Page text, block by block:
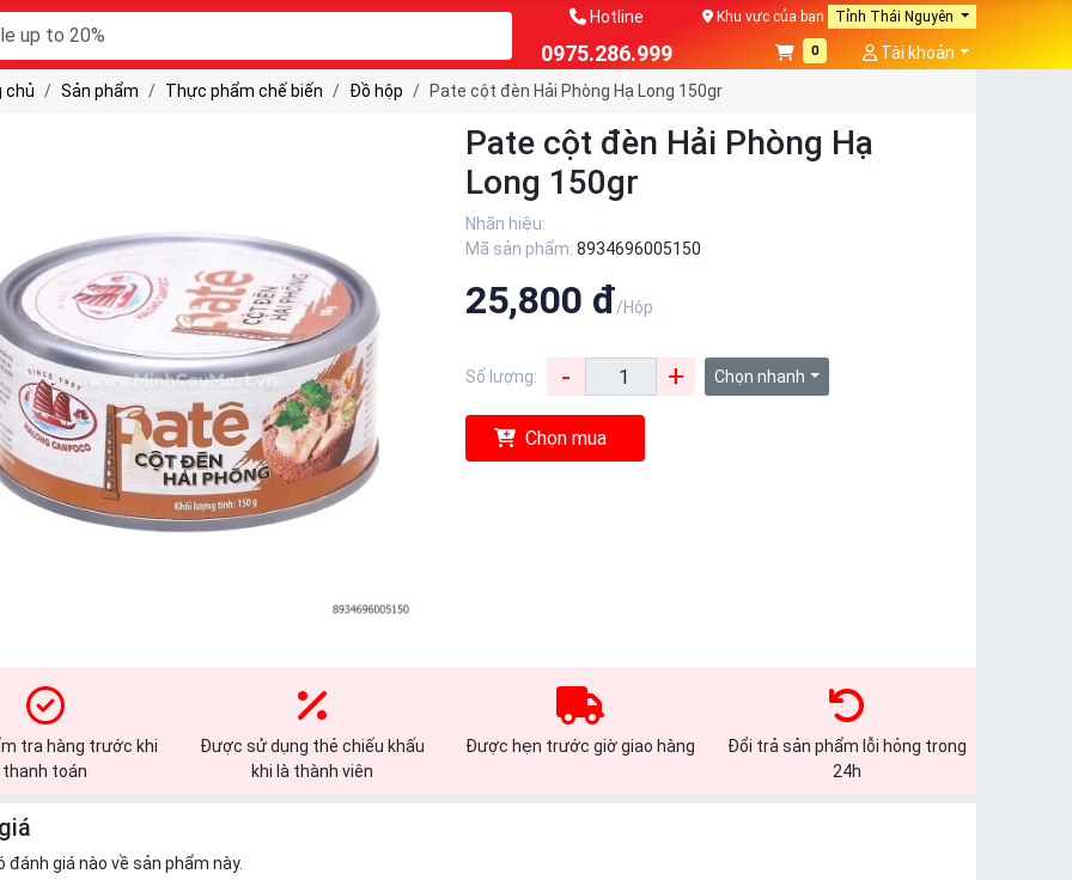
Hotline
0975.286.999
Khu vực của bạn Tỉnh Thái Nguyên
0 Tài khoản
chủ Sản phẩm Thực phẩm chế biến Đồ hộp Pate cột đèn Hải Phòng Hạ Long 150gr
Pate cột đèn Hải Phòng Hạ
Long 150gr
Nhãn hiệu:
Mã sản phẩm: 8934696005150
25,800 đ/Hộp
Số lượng: - + Chọn nhanh
Chọn mua
tra hàng trước khi
thanh toán
Được sử dụng thẻ chiếu khấu
khi là thành viên
Được hẹn trước giờ giao hàng
Đổi trả sản phẩm lỗi hỏng trong
24h
đánh giá nào về sản phẩm này.